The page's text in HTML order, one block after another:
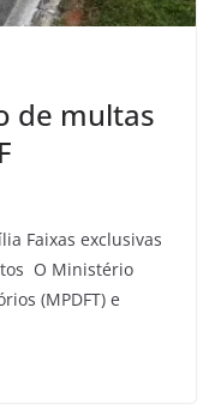
de multas
Faixas exclusivas
O Ministério
(MPDFT) e